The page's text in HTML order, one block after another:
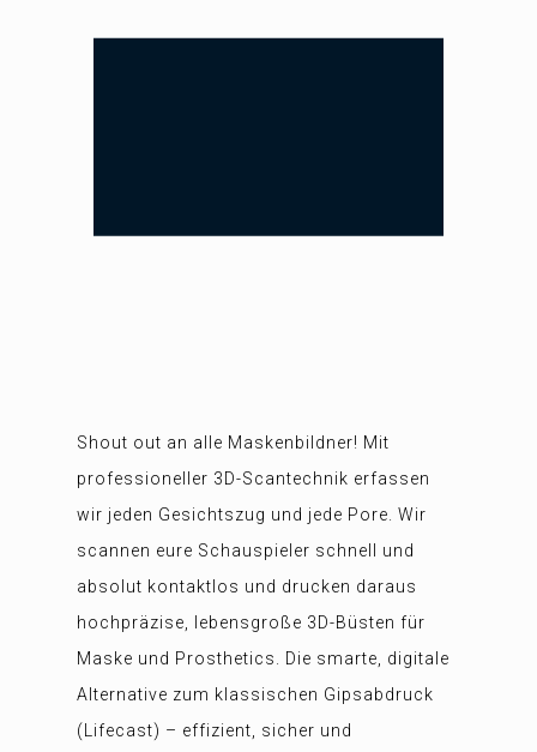
Shout out an alle Maskenbildner! Mit
professioneller 3D-Scantechnik erfassen
wir jeden Gesichtszug und jede Pore. Wir
scannen eure Schauspieler schnell und
absolut kontaktlos und drucken daraus
hochpräzise, lebensgroße 3D-Büsten für
Maske und Prosthetics. Die smarte, digitale
Alternative zum klassischen Gipsabdruck
(Lifecast) – effizient, sicher und